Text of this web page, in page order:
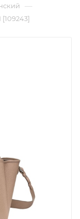
—
[109243]